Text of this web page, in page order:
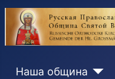
Наша община